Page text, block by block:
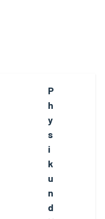
P
h
y
s
i
k
u
n
d